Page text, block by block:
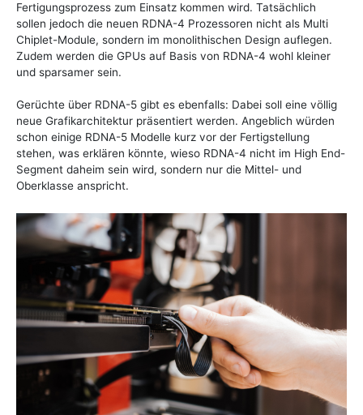
Fertigungsprozess zum Einsatz kommen wird. Tatsächlich
sollen jedoch die neuen RDNA-4 Prozessoren nicht als Multi
Chiplet-Module, sondern im monolithischen Design auflegen.
Zudem werden die GPUs auf Basis von RDNA-4 wohl kleiner
und sparsamer sein.
Gerüchte über RDNA-5 gibt es ebenfalls: Dabei soll eine völlig
neue Grafikarchitektur präsentiert werden. Angeblich würden
schon einige RDNA-5 Modelle kurz vor der Fertigstellung
stehen, was erklären könnte, wieso RDNA-4 nicht im High End-
Segment daheim sein wird, sondern nur die Mittel- und
Oberklasse anspricht.